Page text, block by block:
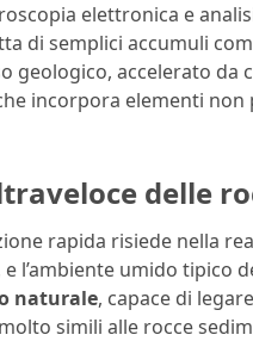
elettronica e
di semplici accumuli
geologico, accelerato
incorpora elementi
delle
rapida risiede nella
l’ambiente umido tipico
naturale, capace di
simili alle rocce